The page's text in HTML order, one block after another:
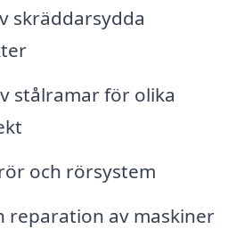
skräddarsydda
stålramar för olika
och rörsystem
reparation av maskiner